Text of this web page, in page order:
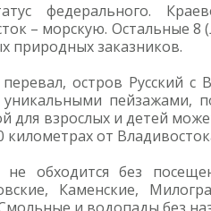
федерального.
– морскую. Остальные
природных заказников.
остров Русский
пейзажами,
для взрослых и детей
от
обходится без
Каменские,